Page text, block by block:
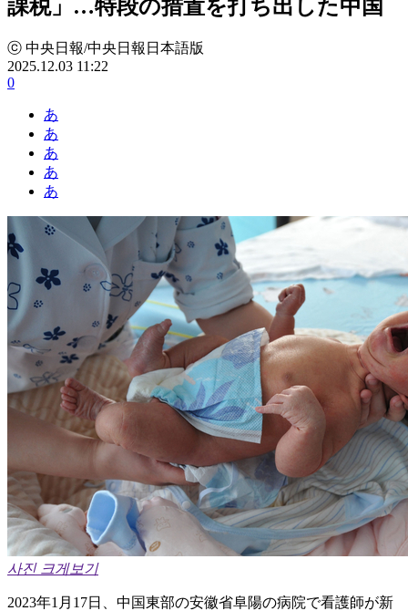
課税」…特段の措置を打ち出した中国
ⓒ 中央日報/中央日報日本語版
2025.12.03 11:22
0
あ
あ
あ
あ
あ
사진 크게보기
2023年1月17日、中国東部の安徽省阜陽の病院で看護師が新